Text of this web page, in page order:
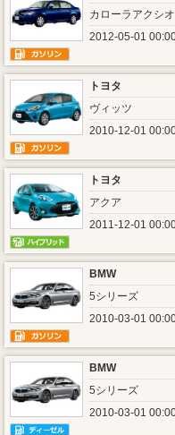
カローラアクシオ
2012-05-01
トヨタ
ヴィッツ
2010-12-01
トヨタ
アクア
2011-12-01
BMW
5シリーズ
2010-03-01
BMW
5シリーズ
2010-03-01